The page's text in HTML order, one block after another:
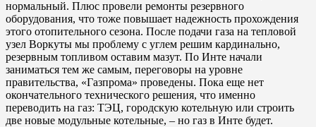
нормальный. Плюс провели ремонты резервного
оборудования, что тоже повышает надежность прохождения
этого отопительного сезона. После подачи газа на тепловой
узел Воркуты мы проблему с углем решим кардинально,
резервным топливом оставим мазут. По Инте начали
заниматься тем же самым, переговоры на уровне
правительства, «Газпрома» проведены. Пока еще нет
окончательного технического решения, что именно
переводить на газ: ТЭЦ, городскую котельную или строить
две новые модульные котельные, – но газ в Инте будет.